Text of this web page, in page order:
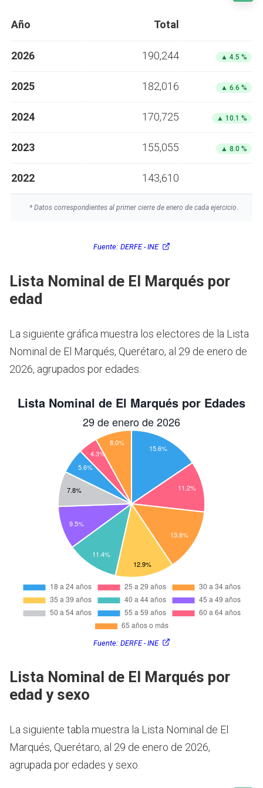
Año Total
2026 190,244 ▲ 4.5 %
2025 182,016 ▲ 6.6 %
2024 170,725 ▲ 10.1 %
2023 155,055 ▲ 8.0 %
2022 143,610
* Datos correspondientes al primer cierre de enero de cada ejercicio.
Fuente: DERFE - INE
Lista Nominal de El Marqués por
edad
La siguiente gráfica muestra los electores de la Lista
Nominal de El Marqués, Querétaro, al 29 de enero de
2026, agrupados por edades.
Fuente: DERFE - INE
Lista Nominal de El Marqués por
edad y sexo
La siguiente tabla muestra la Lista Nominal de El
Marqués, Querétaro, al 29 de enero de 2026,
agrupada por edades y sexo.